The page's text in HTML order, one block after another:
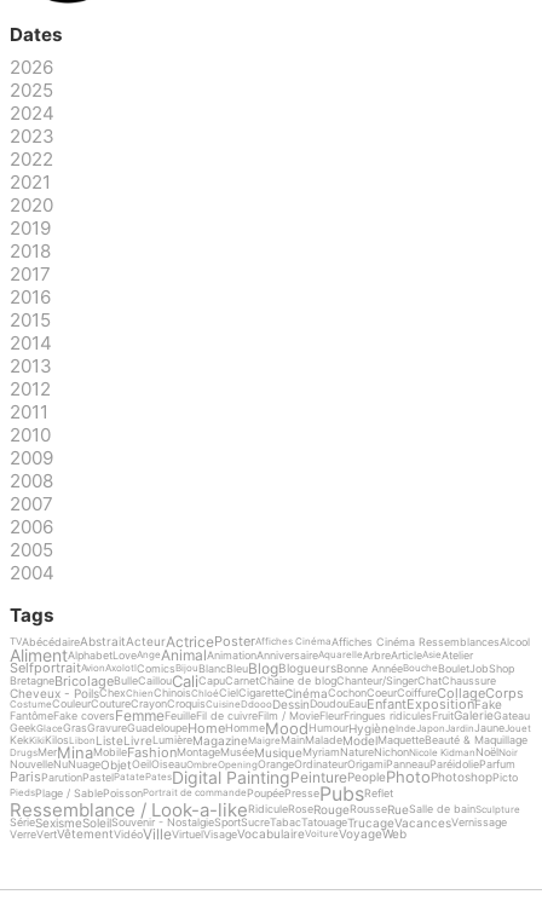
Dates
2026
2025
2024
2023
2022
2021
2020
2019
2018
2017
2016
2015
2014
2013
2012
2011
2010
2009
2008
2007
2006
2005
2004
Tags
TVAbécédaireAbstraitActeurActricePosterAffiches CinémaAffiches Cinéma RessemblancesAlcool
AlimentAlphabetLoveAnge AnimalAnimationAnniversaireAquarelleArbreArticleAsieAtelier
SelfportraitAvionAxolotlComicsBijou BlancBleuBlogBlogueursBonne AnnéeBouche BouletJobShop
BretagneBricolageBulleCaillouCaliCapuCarnetChaine de blogChanteur/SingerChatChaussure
Cheveux - PoilsChexChienChinoisChloéCielCigaretteCinémaCochonCoeurCoiffureCollageCorps
CostumeCouleurCoutureCrayonCroquisCuisineDdoooDessinDoudouEauEnfantExpositionFake
FantômeFake coversFemmeFeuilleFil de cuivreFilm / MovieFleurFringues ridiculesFruitGalerieGateau
GeekGlaceGrasGravureGuadeloupeHomeHommeMoodHumourHygièneInde Japon JardinJaune Jouet
KekKikiKilosLibon ListeLivreLumièreMagazineMaigre MainMaladeModelMaquetteBeauté & Maquillage
DrugsMerMinaMobileFashionMontageMuséeMusiqueMyriamNatureNichonNicole Kidman NoëlNoir
NouvelleNuNuageObjetOeilOiseauOmbreOpeningOrangeOrdinateurOrigamiPanneauParéidolieParfum
ParisParutionPastelPatatePatesDigital PaintingPeinturePeoplePhotoPhotoshopPicto
PiedsPlage / SablePoissonPortrait de commande PoupéePressePubsReflet
Ressemblance / Look-a-likeRidiculeRoseRougeRousseRueSalle de bainSculpture
SérieSexismeSoleilSouvenir - NostalgieSportSucreTabacTatouageTrucageVacancesVernissage
VerreVertVêtementVidéoVilleVirtuelVisageVocabulaireVoitureVoyageWeb